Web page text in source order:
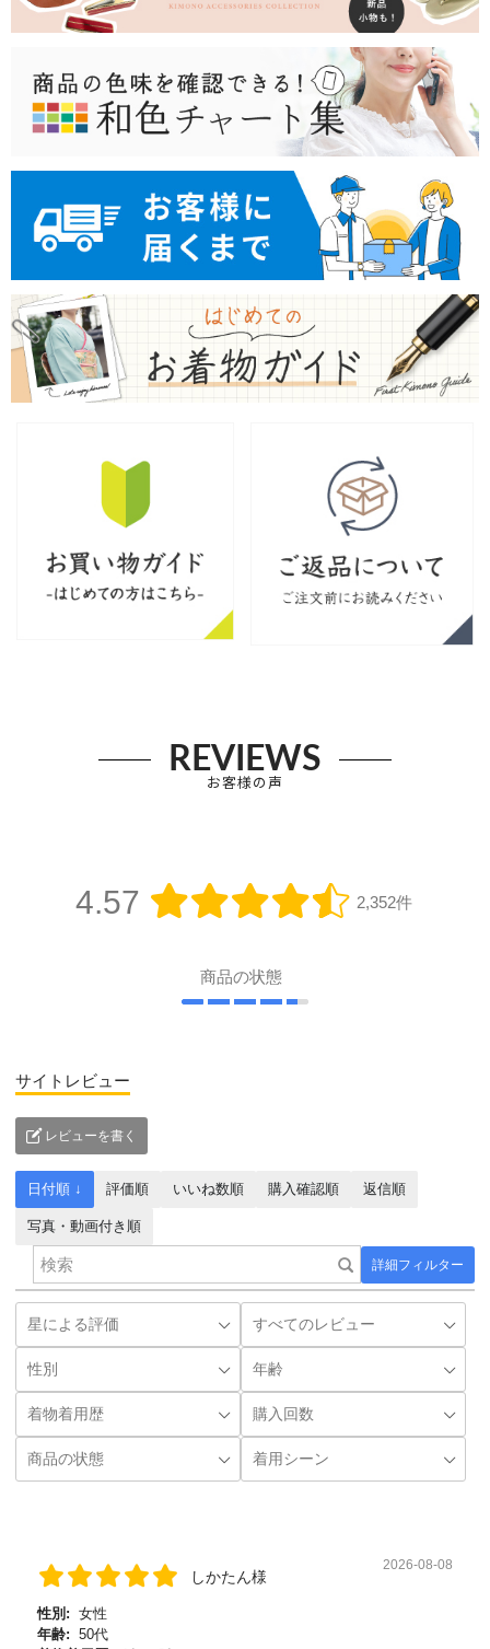
REVIEWS
お客様の声
4.57 2,352件
商品の状態
サイトレビュー
レビューを書く
詳細フィルター
日付順 ↓ 評価順 いいね数順 購入確認順 返信順
写真・動画付き順
しかたん様
2026-08-08
性別: 女性
年齢: 50代